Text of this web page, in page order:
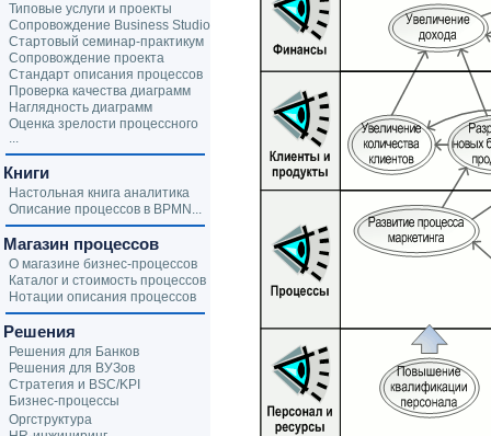
Типовые услуги и проекты
Сопровождение Business Studio
Стартовый семинар-практикум
Сопровождение проекта
Стандарт описания процессов
Проверка качества диаграмм
Наглядность диаграмм
Оценка зрелости процессного
...
Книги
Настольная книга аналитика
Описание процессов в BPMN...
Магазин процессов
О магазине бизнес-процессов
Каталог и стоимость процессов
Нотации описания процессов
Решения
Решения для Банков
Решения для ВУЗов
Стратегия и BSC/KPI
Бизнес-процессы
Оргструктура